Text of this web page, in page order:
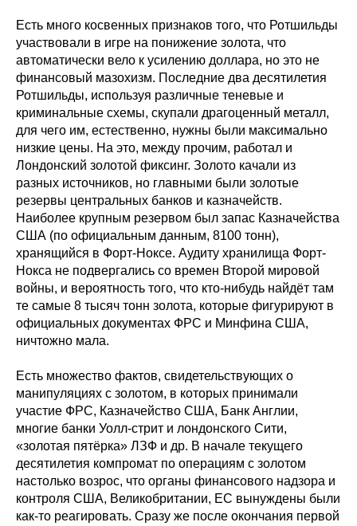
Есть много косвенных признаков того, что Ротшильды
участвовали в игре на понижение золота, что
автоматически вело к усилению доллара, но это не
финансовый мазохизм. Последние два десятилетия
Ротшильды, используя различные теневые и
криминальные схемы, скупали драгоценный металл,
для чего им, естественно, нужны были максимально
низкие цены. На это, между прочим, работал и
Лондонский золотой фиксинг. Золото качали из
разных источников, но главными были золотые
резервы центральных банков и казначейств.
Наиболее крупным резервом был запас Казначейства
США (по официальным данным, 8100 тонн),
хранящийся в Форт-Ноксе. Аудиту хранилища Форт-
Нокса не подвергались со времен Второй мировой
войны, и вероятность того, что кто-нибудь найдёт там
те самые 8 тысяч тонн золота, которые фигурируют в
официальных документах ФРС и Минфина США,
ничтожно мала.
Есть множество фактов, свидетельствующих о
манипуляциях с золотом, в которых принимали
участие ФРС, Казначейство США, Банк Англии,
многие банки Уолл-стрит и лондонского Сити,
«золотая пятёрка» ЛЗФ и др. В начале текущего
десятилетия компромат по операциям с золотом
настолько возрос, что органы финансового надзора и
контроля США, Великобритании, ЕС вынуждены были
как-то реагировать. Сразу же после окончания первой